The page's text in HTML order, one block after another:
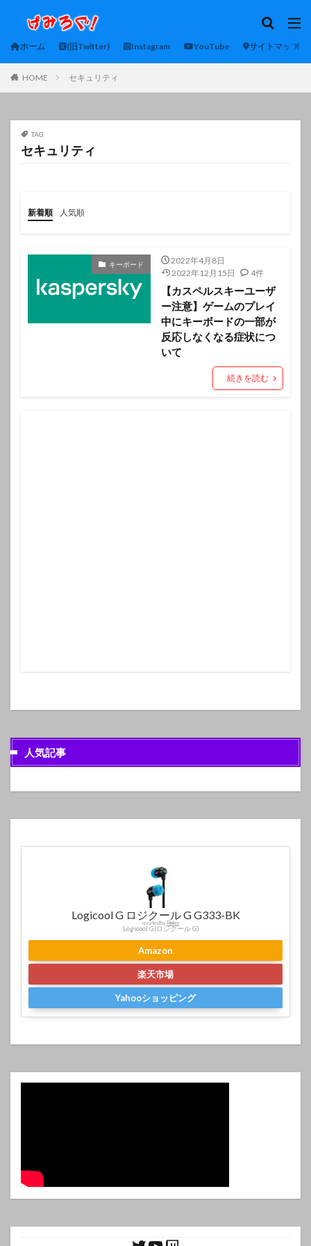
ホーム (旧Twitter) Instagram YouTube サイトマップ
HOME セキュリティ
TAG
セキュリティ
新着順 人気順
キーボード
2022年4月8日
2022年12月15日
4件
【カスペルスキーユーザ
ー注意】ゲームのプレイ
中にキーボードの一部が
反応しなくなる症状につ
いて
続きを読む
人気記事
Logicool G ロジクール G G333-BK
created by Rinker
Logicool G(ロジクール G)
Amazon
楽天市場
Yahooショッピング